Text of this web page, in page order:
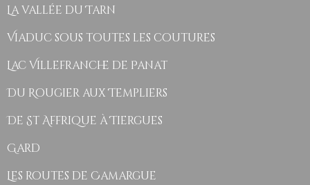
La vallée du Tarn
Viaduc sous toutes les coutures
Lac Villefranche de Panat
Du Rougier aux Templiers
De St Affrique à Tiergues
Gard
Les routes de Camargue